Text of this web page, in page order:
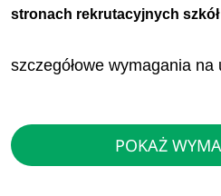
stronach rekrutacyjnych
szczegółowe wymagania na
POKAŻ